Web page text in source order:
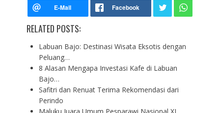
RELATED POSTS:
Labuan Bajo: Destinasi Wisata Eksotis dengan
Peluang…
8 Alasan Mengapa Investasi Kafe di Labuan
Bajo…
Safitri dan Renuat Terima Rekomendasi dari
Perindo